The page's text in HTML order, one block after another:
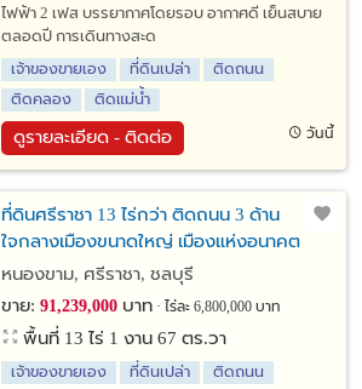
ไฟฟ้า 2 เฟส บรรยากาศโดยรอบ อากาศดี เย็นสบาย
ตลอดปี การเดินทางสะด
เจ้าของขายเอง
ที่ดินเปล่า
ติดถนน
ติดคลอง
ติดแม่น้ำ
ดูรายละเอียด - ติดต่อ วันนี้
ที่ดินศรีราชา 13 ไร่กว่า ติดถนน 3 ด้าน
ใจกลางเมืองขนาดใหญ่ เมืองแห่งอนาคต
หนองขาม, ศรีราชา, ชลบุรี
ขาย: 91,239,000บาท ไร่ละ 6,800,000 บาท
พื้นที่ 13 ไร่ 1 งาน 67 ตร.วา
เจ้าของขายเอง ที่ดินเปล่า ติดถนน